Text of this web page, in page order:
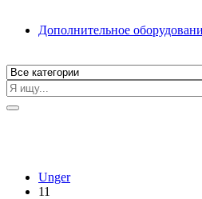
Дополнительное
Unger
11